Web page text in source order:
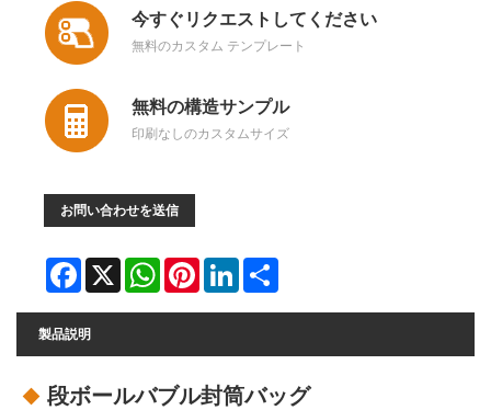
今すぐリクエストしてください
無料のカスタム テンプレート
無料の構造サンプル
印刷なしのカスタムサイズ
お問い合わせを送信
Facebook
X WhatsAppPinterestLinkedIn
製品説明
段ボールバブル封筒バッグ